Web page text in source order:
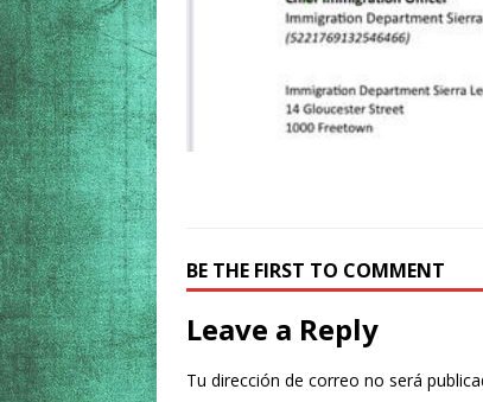
BE THE FIRST TO COMMENT
Leave a Reply
Tu dirección de correo no será